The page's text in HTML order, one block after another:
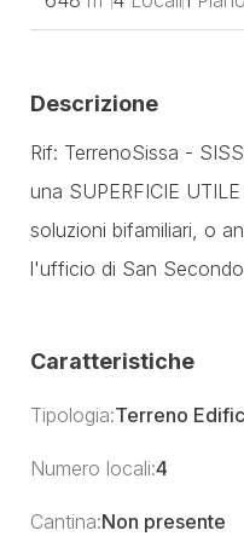
Descrizione
Rif: TerrenoSissa -
una SUPERFICIE
soluzioni bifamiliari, o
l'ufficio di San
Caratteristiche
Tipologia:Terreno
Numero locali:4
Cantina:Non presente